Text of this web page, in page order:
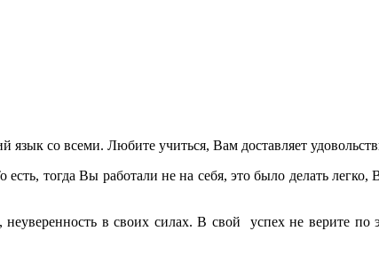
со всеми. Любите учиться, Вам доставляет
тогда Вы работали не на себя, это было делать
в своих силах. В свой успех не верите